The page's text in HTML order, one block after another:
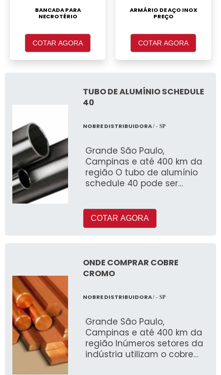
BANCADA PARA
NECROTÉRIO
COTAR AGORA
ARMÁRIO DE AÇO INOX
PREÇO
COTAR AGORA
TUBO DE ALUMÍNIO SCHEDULE
40
NOBRE DISTRIBUIDORA/ - SP
Grande São Paulo,
Campinas e até 400 km da
região O tubo de alumínio
schedule 40 pode ser
COTAR AGORA
ONDE COMPRAR COBRE
CROMO
NOBRE DISTRIBUIDORA/ - SP
Grande São Paulo,
Campinas e até 400 km da
região Inúmeros setores da
indústria utilizam o cobre